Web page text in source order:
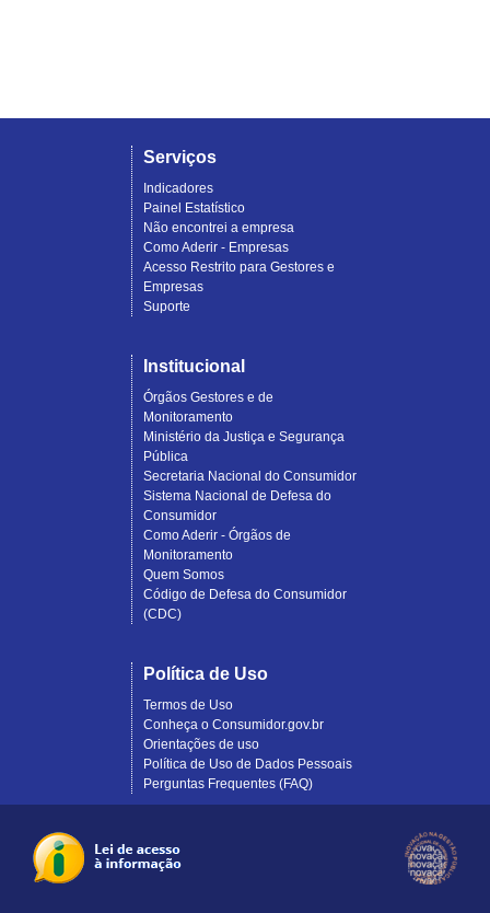
Serviços
Indicadores
Painel Estatístico
Não encontrei a empresa
Como Aderir - Empresas
Acesso Restrito para Gestores e
Empresas
Suporte
Institucional
Órgãos Gestores e de
Monitoramento
Ministério da Justiça e Segurança
Pública
Secretaria Nacional do Consumidor
Sistema Nacional de Defesa do
Consumidor
Como Aderir - Órgãos de
Monitoramento
Quem Somos
Código de Defesa do Consumidor
(CDC)
Política de Uso
Termos de Uso
Conheça o Consumidor.gov.br
Orientações de uso
Política de Uso de Dados Pessoais
Perguntas Frequentes (FAQ)